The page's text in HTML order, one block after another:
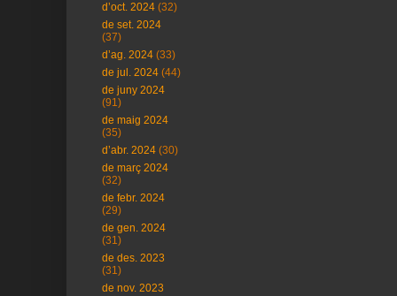
d’oct. 2024 (32)
de set. 2024
(37)
d’ag. 2024 (33)
de jul. 2024 (44)
de juny 2024
(91)
de maig 2024
(35)
d’abr. 2024 (30)
de març 2024
(32)
de febr. 2024
(29)
de gen. 2024
(31)
de des. 2023
(31)
de nov. 2023